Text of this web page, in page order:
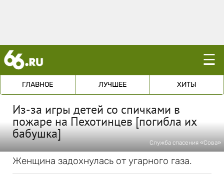
☰
ГЛАВНОЕ ЛУЧШЕЕ ХИТЫ
Из-за игры детей со спичками в
пожаре на Пехотинцев [погибла их
бабушка]
Служба спасения «Сова»
Женщина задохнулась от угарного газа.